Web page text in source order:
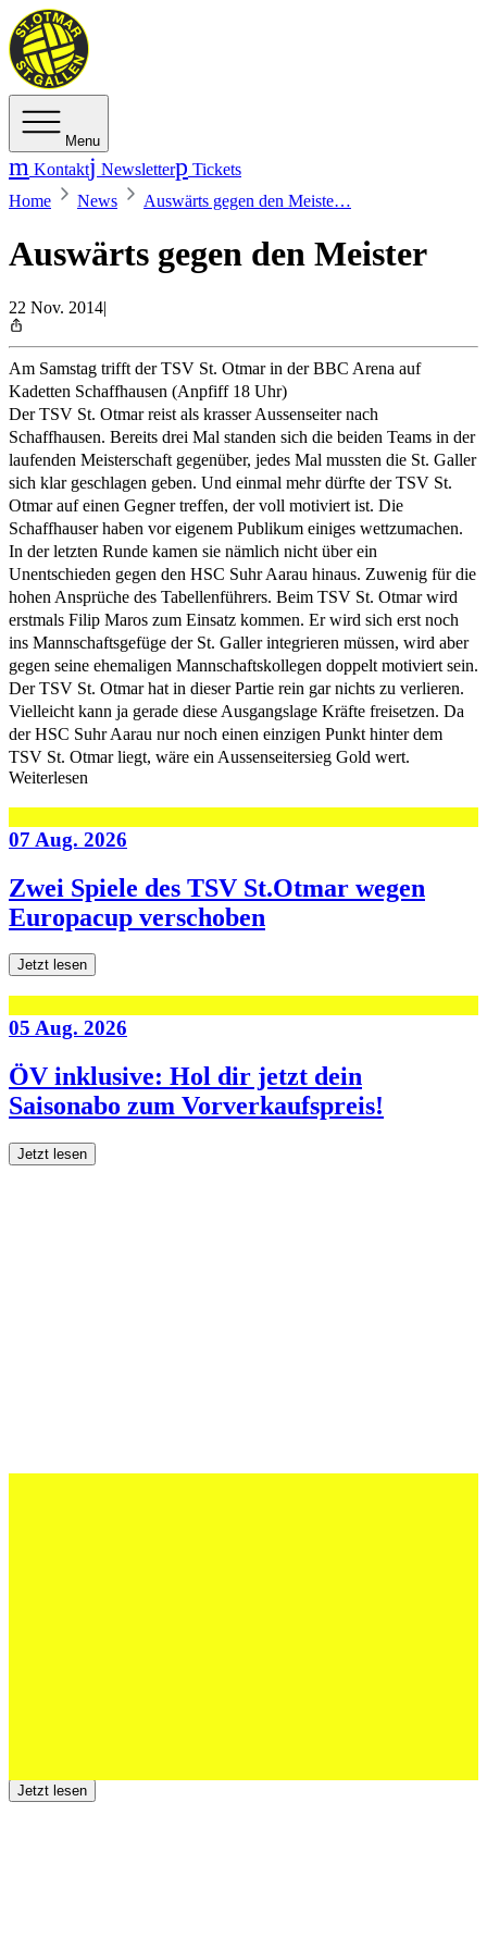
Menu
Kontakt Newsletter
Tickets
Home
News Auswärts gegen den Meiste…
Auswärts gegen den Meister
22 Nov. 2014|
Am Samstag trifft der TSV St. Otmar in der BBC Arena auf
Kadetten Schaffhausen (Anpfiff 18 Uhr)
Der TSV St. Otmar reist als krasser Aussenseiter nach
Schaffhausen. Bereits drei Mal standen sich die beiden Teams in der
laufenden Meisterschaft gegenüber, jedes Mal mussten die St. Galler
sich klar geschlagen geben. Und einmal mehr dürfte der TSV St.
Otmar auf einen Gegner treffen, der voll motiviert ist. Die
Schaffhauser haben vor eigenem Publikum einiges wettzumachen.
In der letzten Runde kamen sie nämlich nicht über ein
Unentschieden gegen den HSC Suhr Aarau hinaus. Zuwenig für die
hohen Ansprüche des Tabellenführers. Beim TSV St. Otmar wird
erstmals Filip Maros zum Einsatz kommen. Er wird sich erst noch
ins Mannschaftsgefüge der St. Galler integrieren müssen, wird aber
gegen seine ehemaligen Mannschaftskollegen doppelt motiviert sein.
Der TSV St. Otmar hat in dieser Partie rein gar nichts zu verlieren.
Vielleicht kann ja gerade diese Ausgangslage Kräfte freisetzen. Da
der HSC Suhr Aarau nur noch einen einzigen Punkt hinter dem
TSV St. Otmar liegt, wäre ein Aussenseitersieg Gold wert.
Weiterlesen
07 Aug. 2026
Zwei Spiele des TSV St.Otmar wegen
Europacup verschoben
Jetzt lesen
05 Aug. 2026
ÖV inklusive: Hol dir jetzt dein
Saisonabo zum Vorverkaufspreis!
Jetzt lesen
Jetzt lesen